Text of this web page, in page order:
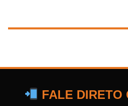
FALE DIRETO